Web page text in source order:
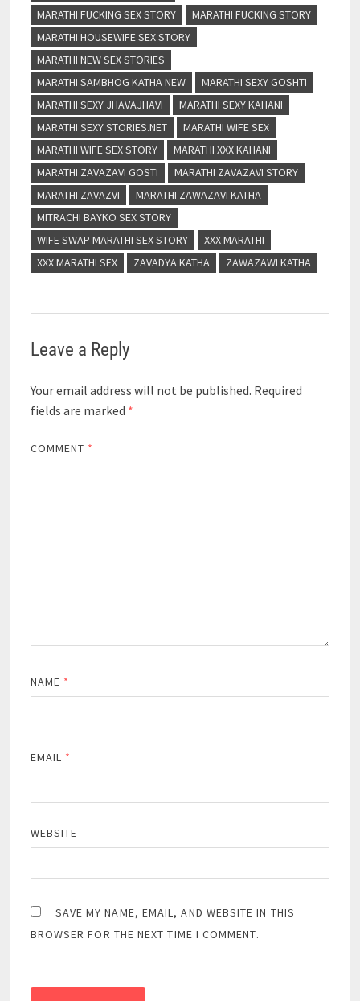
MARATHI FUCKING SEX STORY
MARATHI FUCKING STORY
MARATHI HOUSEWIFE SEX STORY
MARATHI NEW SEX STORIES
MARATHI SAMBHOG KATHA NEW
MARATHI SEXY GOSHTI
MARATHI SEXY JHAVAJHAVI
MARATHI SEXY KAHANI
MARATHI SEXY STORIES.NET
MARATHI WIFE SEX
MARATHI WIFE SEX STORY
MARATHI XXX KAHANI
MARATHI ZAVAZAVI GOSTI
MARATHI ZAVAZAVI STORY
MARATHI ZAVAZVI
MARATHI ZAWAZAVI KATHA
MITRACHI BAYKO SEX STORY
WIFE SWAP MARATHI SEX STORY
XXX MARATHI
XXX MARATHI SEX
ZAVADYA KATHA ZAWAZAWI KATHA
Leave a Reply
Your email address will not be published. Required
fields are marked *
COMMENT *
NAME *
EMAIL *
WEBSITE
SAVE MY NAME, EMAIL, AND WEBSITE IN THIS
BROWSER FOR THE NEXT TIME I COMMENT.